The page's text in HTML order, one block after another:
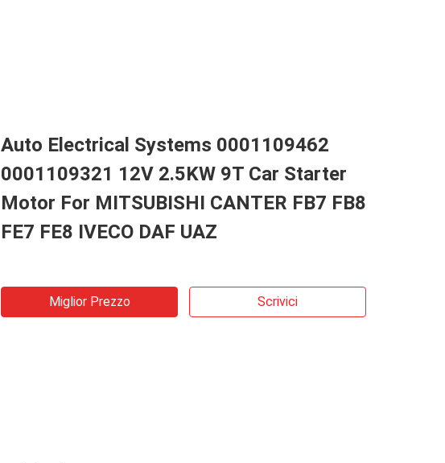
Auto Electrical Systems 0001109462
0001109321 12V 2.5KW 9T Car Starter
Motor For MITSUBISHI CANTER FB7 FB8
FE7 FE8 IVECO DAF UAZ
Miglior Prezzo Scrivici